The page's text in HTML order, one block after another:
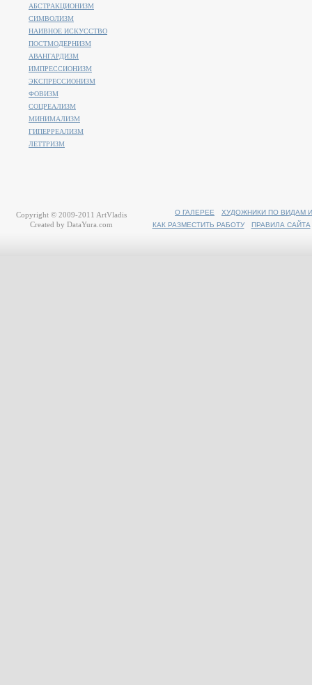
АБСТРАКЦИОНИЗМ
СИМВОЛИЗМ
НАИВНОЕ ИСКУССТВО
ПОСТМОДЕРНИЗМ
АВАНГАРДИЗМ
ИМПРЕССИОНИЗМ
ЭКСПРЕССИОНИЗМ
ФОВИЗМ
СОЦРЕАЛИЗМ
МИНИМАЛИЗМ
ГИПЕРРЕАЛИЗМ
ЛЕТТРИЗМ
О ГАЛЕРЕЕ
ХУДОЖНИКИ ПО ВИДАМ
КАК РАЗМЕСТИТЬ РАБОТУ
ПРАВИЛА САЙТА
Copyright © 2009-2011 ArtVladis
Created by DataYura.com